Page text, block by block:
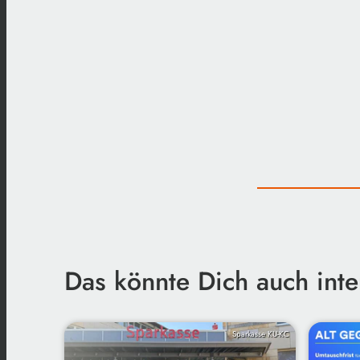
Das könnte Dich auch
Sparkasse KU-KC